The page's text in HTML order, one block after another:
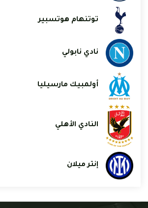
توتنهام هوتسبير
نادي نابولي
أولمبيك مارسيليا
النادي الأهلي
إنتر ميلان